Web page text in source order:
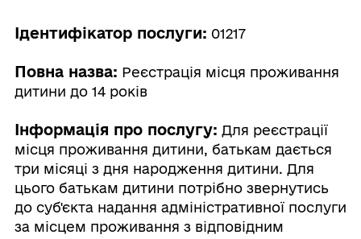
Ідентифікатор послуги: 01217
Повна назва: Реєстрація місця проживання
дитини до 14 років
Інформація про послугу: Для реєстрації
місця проживання дитини, батькам дається
три місяці з дня народження дитини. Для
цього батькам дитини потрібно звернутись
до суб'єкта надання адміністративної послуги
за місцем проживання з відповідним